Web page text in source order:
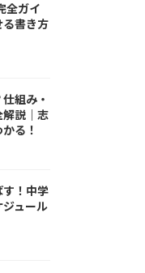
全ガイ
る書き方
組み・
解説｜志
る！
す！中学
ュール